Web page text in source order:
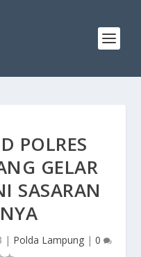
POLRES
GELAR
SASARAN
| Polda Lampung| 0